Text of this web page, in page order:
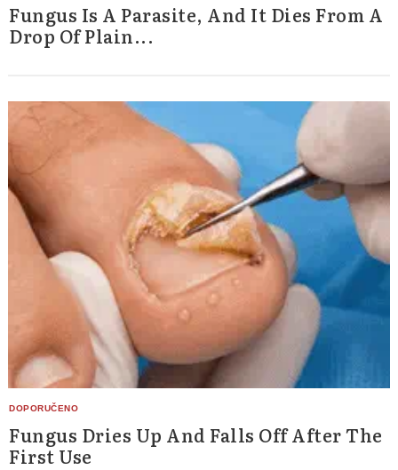
Fungus Is A Parasite, And It Dies From A
Drop Of Plain...
Fungus Dries Up And Falls Off After The
First Use